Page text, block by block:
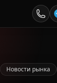
Новости рынка